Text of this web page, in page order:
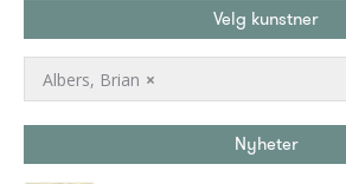
Velg kunstner
×
Albers, Brian
Nyheter